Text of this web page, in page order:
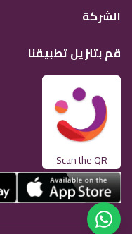
الشركة
قم بتنزيل تطبيقنا
Scan the QR